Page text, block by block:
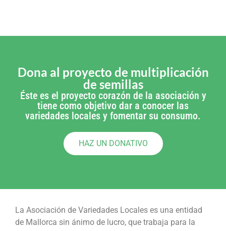
Dona al proyecto de multiplicación
de semillas
Éste es el proyecto corazón de la asociación y
tiene como objetivo dar a conocer las
variedades locales y fomentar su consumo.
HAZ UN DONATIVO
La Asociación de Variedades Locales es una entidad
de Mallorca sin ánimo de lucro, que trabaja para la